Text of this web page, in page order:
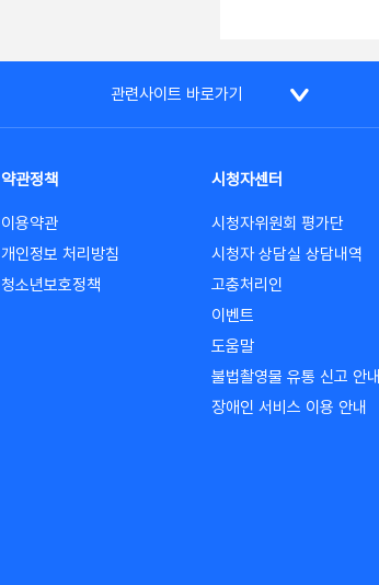
관련사이트 바로가기
약관정책
이용약관
개인정보 처리방침
청소년보호정책
시청자센터
시청자위원회 평가단
시청자 상담실 상담내역
고충처리인
이벤트
도움말
불법촬영물 유통 신고 안내
장애인 서비스 이용 안내